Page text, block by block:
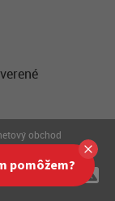
obchod
pomôžem?